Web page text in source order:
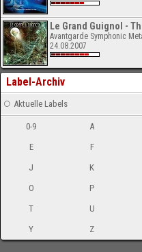
Le Grand Guignol -
Avantgarde Symphonic
24.08.2007
Label-Archiv
Aktuelle Labels
0-9 A
E
F
J
K
O
P
T
U
Y
Z